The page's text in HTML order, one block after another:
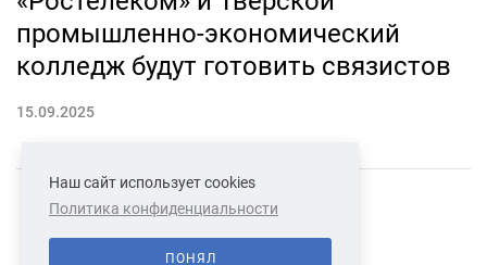
промышленно-экономический
колледж будут готовить связистов
15.09.2025
СВЯЗАТЬСЯ С НАМИ О НАС
Наш сайт использует cookies
Политика конфиденциальности
ПОНЯЛ